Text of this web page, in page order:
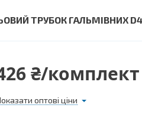
ТРУБОК ГАЛЬМІВНИХ
₴/комплект
оптові ціни